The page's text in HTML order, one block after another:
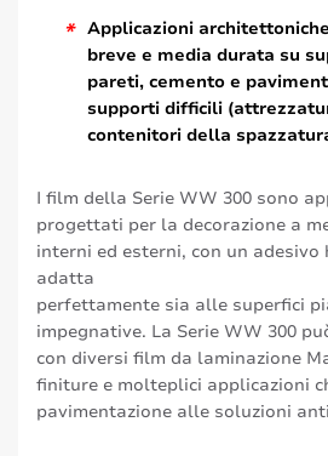
* Applicazioni
breve e media durata su
pareti, cemento e
supporti difficili
contenitori della
I film della Serie WW 300 sono
progettati per la decorazione a
interni ed esterni, con un adesivo
adatta
perfettamente sia alle superfici
impegnative. La Serie WW 300
con diversi film da laminazione
finiture e molteplici applicazioni
pavimentazione alle soluzioni